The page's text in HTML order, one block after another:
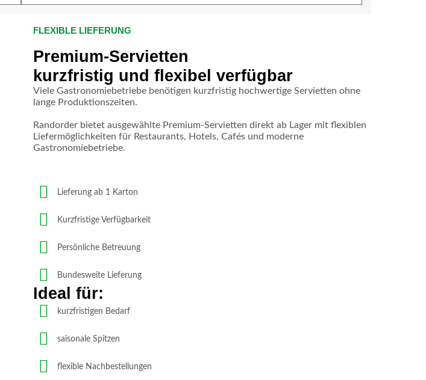
FLEXIBLE LIEFERUNG
Premium-Servietten
kurzfristig und flexibel verfügbar
Viele Gastronomiebetriebe benötigen kurzfristig hochwertige Servietten ohne
lange Produktionszeiten.
Randorder bietet ausgewählte Premium-Servietten direkt ab Lager mit flexiblen
Liefermöglichkeiten für Restaurants, Hotels, Cafés und moderne
Gastronomiebetriebe.
Lieferung ab 1 Karton
Kurzfristige Verfügbarkeit
Persönliche Betreuung
Bundesweite Lieferung
Ideal für:
kurzfristigen Bedarf
saisonale Spitzen
flexible Nachbestellungen